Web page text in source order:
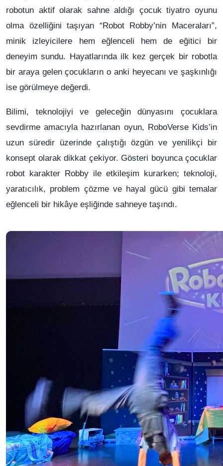
robotun aktif olarak sahne aldığı çocuk tiyatro oyunu
olma özelliğini taşıyan “Robot Robby’nin Maceraları”,
minik izleyicilere hem eğlenceli hem de eğitici bir
deneyim sundu. Hayatlarında ilk kez gerçek bir robotla
bir araya gelen çocukların o anki heyecanı ve şaşkınlığı
ise görülmeye değerdi.
Bilimi, teknolojiyi ve geleceğin dünyasını çocuklara
sevdirme amacıyla hazırlanan oyun, RoboVerse Kids’in
uzun süredir üzerinde çalıştığı özgün ve yenilikçi bir
konsept olarak dikkat çekiyor. Gösteri boyunca çocuklar
robot karakter Robby ile etkileşim kurarken; teknoloji,
yaratıcılık, problem çözme ve hayal gücü gibi temalar
eğlenceli bir hikâye eşliğinde sahneye taşındı.